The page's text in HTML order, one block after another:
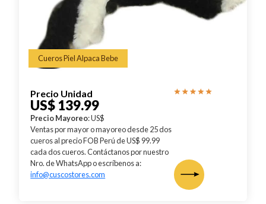
Cueros Piel Alpaca Bebe
Precio Unidad
US$ 139.99
Precio Mayoreo: US$
Ventas por mayor o mayoreo desde 25 dos
cueros al precio FOB Perú de US$ 99.99
cada dos cueros. Contáctanos por nuestro
Nro. de WhatsApp o escríbenos a:
info@cuscostores.com